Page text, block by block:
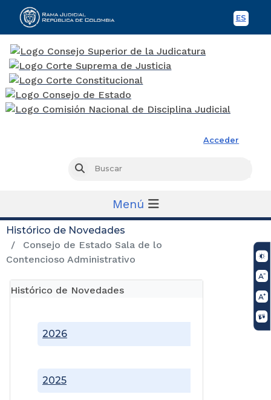
ES
Acceder
Buscar
Menú
Histórico de Novedades
Consejo de Estado Sala de lo
Contencioso Administrativo
Histórico de Novedades
2025
2026